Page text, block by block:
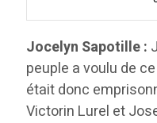
Jocelyn Sapotille :
peuple a voulu de
était donc
Victorin Lurel et